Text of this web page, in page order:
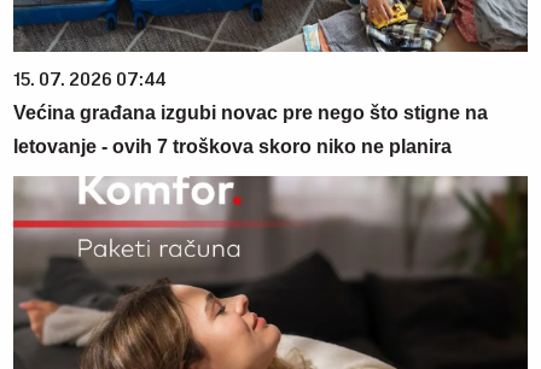
15. 07. 2026 07:44
Većina građana izgubi novac pre nego što stigne na
letovanje - ovih 7 troškova skoro niko ne planira